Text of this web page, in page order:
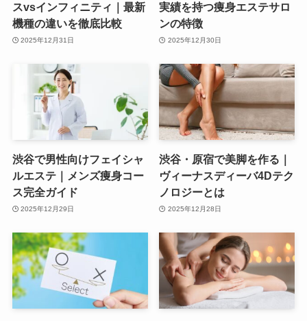
スvsインフィニティ｜最新
機種の違いを徹底比較
2025年12月31日
実績を持つ痩身エステサロ
ンの特徴
2025年12月30日
渋谷で男性向けフェイシャ
ルエステ｜メンズ痩身コー
ス完全ガイド
2025年12月29日
渋谷・原宿で美脚を作る｜
ヴィーナスディーバ4Dテク
ノロジーとは
2025年12月28日